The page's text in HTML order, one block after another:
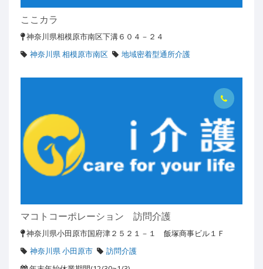
ここカラ
神奈川県相模原市南区下溝６０４－２４
神奈川県 相模原市南区
地域密着型通所介護
マコトコーポレーション 訪問介護
神奈川県小田原市国府津２５２１－１ 飯塚商事ビル１Ｆ
神奈川県 小田原市
訪問介護